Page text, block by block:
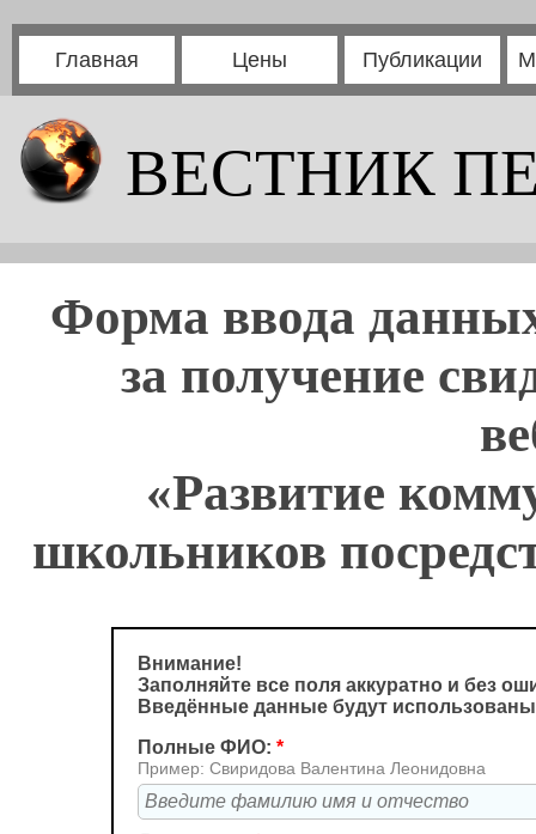
Главная Цены Публикации
ВЕСТНИК
Форма ввода
за получение
«Развитие
школьников
Внимание!
Заполняйте все поля аккуратно и без
Введённые данные будут
Полные ФИО: *
Пример: Свиридова Валентина Леонидовна